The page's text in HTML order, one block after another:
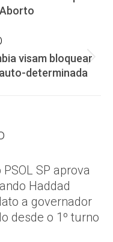
visam bloquear
determinada
SP aprova
Haddad
a governador
desde o 1º turno